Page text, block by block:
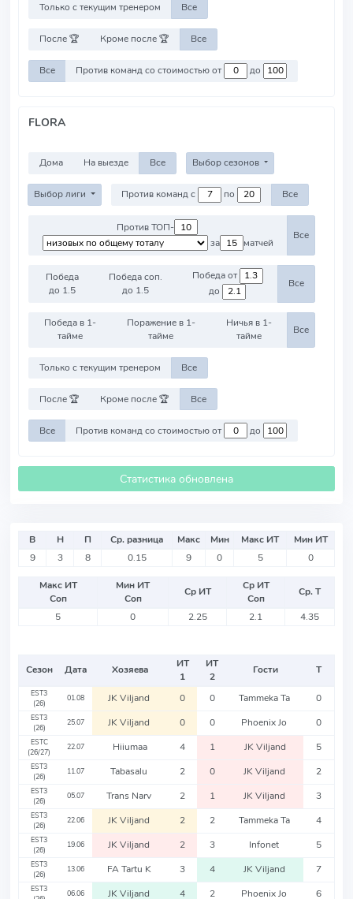
Только с текущим тренером Все
После 🏆 Кроме после 🏆 Все
Все Против команд со стоимостью от до
FLORA
Дома На выезде Все Выбор сезонов
Выбор лиги Против команд с по Все
Против ТОП-
за
матчей
Все
Победа
до 1.5
Победа соп.
до 1.5
Победа от
до
Все
Победа в 1-
тайме
Поражение в 1-
тайме
Ничья в 1-
тайме
Все
Только с текущим тренером Все
После 🏆 Кроме после 🏆 Все
Все Против команд со стоимостью от до
Статистика обновлена
В Н П Ср. разница Макс Мин Макс ИТ
Мин ИТ
9
3 8 0.15 9 0 5 0
Макс ИТ
Соп
Мин ИТ
Соп
Ср ИТ
Ср ИТ
Соп
Ср. Т
5
0 2.25 2.1 4.35
Сезон Дата Хозяева
ИТ
1
ИТ
2
Гости Т
EST3
(26)
01.08 JK Viljand 0 0 Tammeka Ta 0
EST3
(26)
25.07 JK Viljand 0 0 Phoenix Jo 0
ESTC
(26/27)
22.07 Hiiumaa 4 1 JK Viljand 5
EST3
(26)
11.07 Tabasalu 2 0 JK Viljand 2
EST3
(26)
05.07 Trans Narv 2 1 JK Viljand 3
EST3
(26)
22.06 JK Viljand 2 2 Tammeka Ta 4
EST3
(26)
19.06 JK Viljand 2 3 Infonet 5
EST3
(26)
13.06 FA Tartu K 3 4 JK Viljand 7
EST3
06.06 JK Viljand 4 2 Phoenix Jo 6